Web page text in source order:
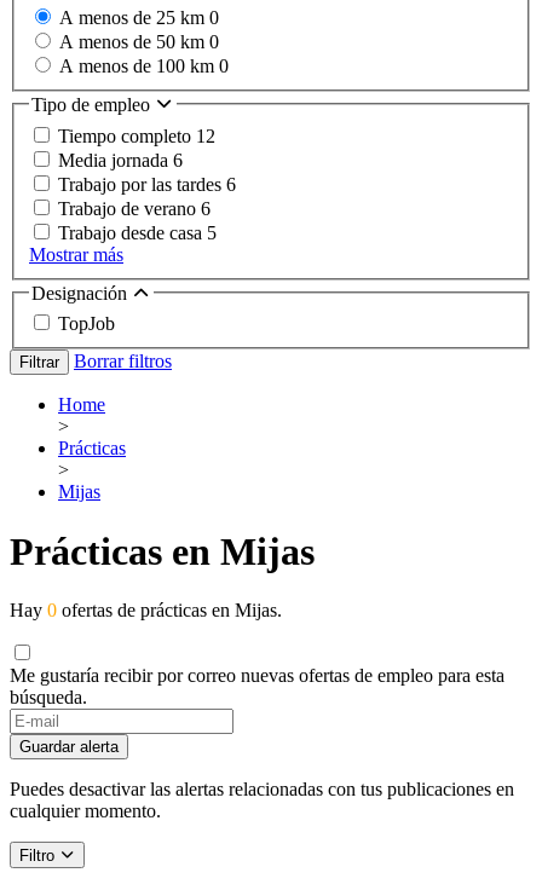
A menos de 25 km 0
A menos de 50 km 0
A menos de 100 km 0
Tipo de empleo
Tiempo completo 12
Media jornada 6
Trabajo por las tardes 6
Trabajo de verano 6
Trabajo desde casa 5
Mostrar más
Designación
TopJob
Filtrar Borrar filtros
Home
>
Prácticas
>
Mijas
Prácticas en Mijas
Hay 0 ofertas de prácticas en Mijas.
Me gustaría recibir por correo nuevas ofertas de empleo para esta
búsqueda.
Guardar alerta
Puedes desactivar las alertas relacionadas con tus publicaciones en
cualquier momento.
Filtro